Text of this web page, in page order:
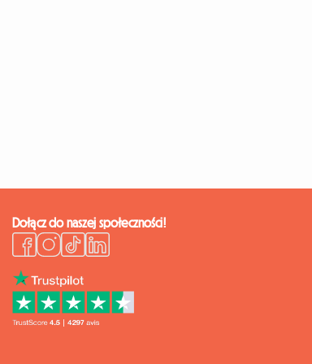
Dołącz do naszej społeczności!